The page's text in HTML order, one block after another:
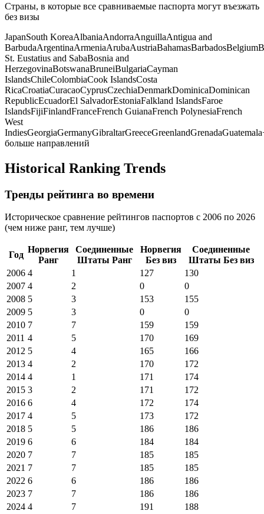
Страны, в которые все сравниваемые паспорта могут въезжать
без визы
JapanSouth KoreaAlbaniaAndorraAnguillaAntigua and
BarbudaArgentinaArmeniaArubaAustriaBahamasBarbadosBelgium
St. Eustatius and SabaBosnia and
HerzegovinaBotswanaBruneiBulgariaCayman
IslandsChileColombiaCook IslandsCosta
RicaCroatiaCuracaoCyprusCzechiaDenmarkDominicaDominican
RepublicEcuadorEl SalvadorEstoniaFalkland IslandsFaroe
IslandsFijiFinlandFranceFrench GuianaFrench PolynesiaFrench
West
IndiesGeorgiaGermanyGibraltarGreeceGreenlandGrenadaGuatemala
больше направлений
Historical Ranking Trends
Тренды рейтинга во времени
Историческое сравнение рейтингов паспортов с 2006 по 2026
(чем ниже ранг, тем лучше)
Год
Норвегия
Ранг
Соединенные
Штаты Ранг
Норвегия
Без виз
Соединенные
Штаты Без виз
2006 4 1 127
130
2007 4 2 0
0
2008 5 3 153
155
2009 5 3 0
0
2010 7 7 159
159
2011 4 5 170
169
2012 5 4 165
166
2013 4 2 170
172
2014 4 1 171
174
2015 3 2 171
172
2016 6 4 172
174
2017 4 5 173
172
2018 5 5 186
186
2019 6 6 184
184
2020 7 7 185
185
2021 7 7 185
185
2022 6 6 186
186
2023 7 7 186
186
2024 4 7 191
188